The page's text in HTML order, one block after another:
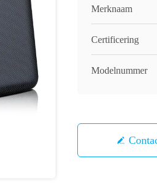
Merknaam
Certificering
Modelnummer